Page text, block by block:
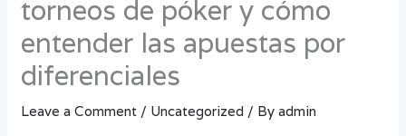
torneos de póker y cómo
entender las apuestas por
diferenciales
Leave a Comment / Uncategorized / Byadmin